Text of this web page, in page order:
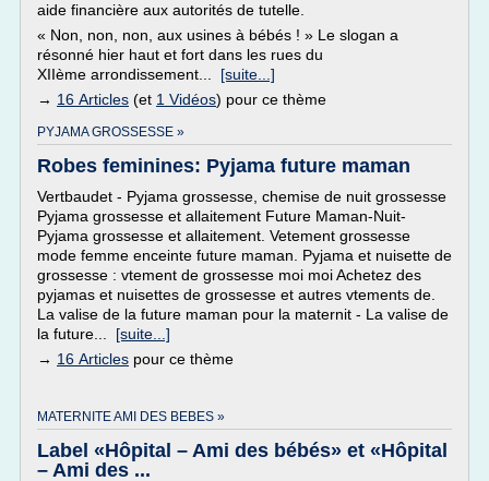
aide financière aux autorités de tutelle.
« Non, non, non, aux usines à bébés ! » Le slogan a
résonné hier haut et fort dans les rues du
XIIème arrondissement... [suite...]
→ 16 Articles (et 1 Vidéos) pour ce thème
PYJAMA GROSSESSE »
Robes feminines: Pyjama future maman
Vertbaudet - Pyjama grossesse, chemise de nuit grossesse
Pyjama grossesse et allaitement Future Maman-Nuit-
Pyjama grossesse et allaitement. Vetement grossesse
mode femme enceinte future maman. Pyjama et nuisette de
grossesse : vtement de grossesse moi moi Achetez des
pyjamas et nuisettes de grossesse et autres vtements de.
La valise de la future maman pour la maternit - La valise de
la future... [suite...]
→ 16 Articles pour ce thème
MATERNITE AMI DES BEBES »
Label «Hôpital – Ami des bébés» et «Hôpital
– Ami des ...